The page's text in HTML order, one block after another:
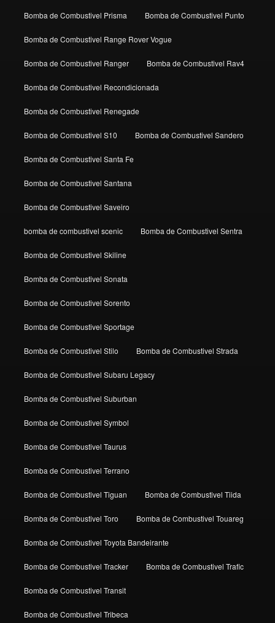
Bomba de Combustivel Prisma Bomba de Combustivel Punto
Bomba de Combustivel Range Rover Vogue
Bomba de Combustivel Ranger Bomba de Combustivel Rav4
Bomba de Combustivel Recondicionada
Bomba de Combustivel Renegade
Bomba de Combustivel S10 Bomba de Combustivel Sandero
Bomba de Combustivel Santa Fe
Bomba de Combustivel Santana
Bomba de Combustivel Saveiro
bomba de combustivel scenic Bomba de Combustivel Sentra
Bomba de Combustivel Skiline
Bomba de Combustivel Sonata
Bomba de Combustivel Sorento
Bomba de Combustivel Sportage
Bomba de Combustivel Stilo Bomba de Combustivel Strada
Bomba de Combustivel Subaru Legacy
Bomba de Combustivel Suburban
Bomba de Combustivel Symbol
Bomba de Combustivel Taurus
Bomba de Combustivel Terrano
Bomba de Combustivel Tiguan Bomba de Combustivel Tiida
Bomba de Combustivel Toro Bomba de Combustivel Touareg
Bomba de Combustivel Toyota Bandeirante
Bomba de Combustivel Tracker Bomba de Combustivel Trafic
Bomba de Combustivel Transit
Bomba de Combustivel Tribeca